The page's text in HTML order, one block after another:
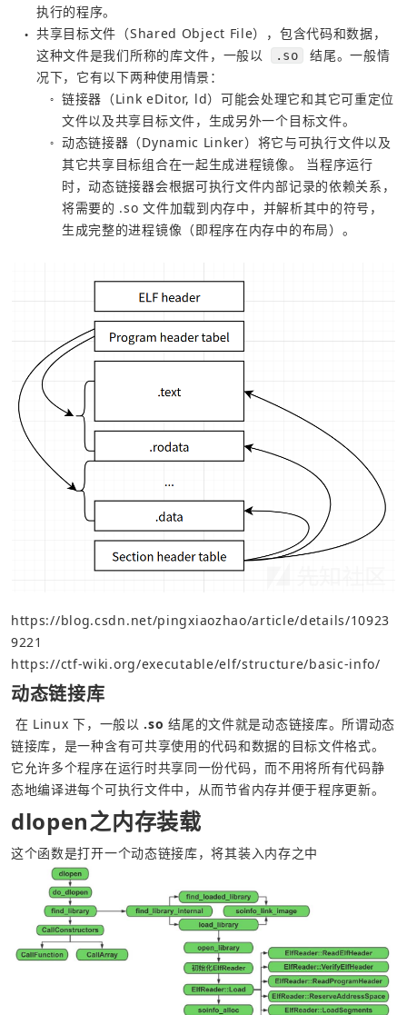
执行的程序。
●
共享目标文件（Shared Object File），包含代码和数据，
这种文件是我们所称的库文件，一般以
.so
结尾。一般情
况下，它有以下两种使用情景：
○
链接器（Link eDitor, ld）可能会处理它和其它可重定位
文件以及共享目标文件，生成另外一个目标文件。
○
动态链接器（Dynamic Linker）将它与可执行文件以及
其它共享目标组合在一起生成进程镜像。 当程序运行
时，动态链接器会根据可执行文件内部记录的依赖关系，
将需要的 .so 文件加载到内存中，并解析其中的符号，
生成完整的进程镜像（即程序在内存中的布局）。
https://blog.csdn.net/pingxiaozhao/article/details/10923
9221
https://ctf-wiki.org/executable/elf/structure/basic-info/
动态链接库
在 Linux 下，一般以 .so 结尾的文件就是动态链接库。所谓动态
链接库，是一种含有可共享使用的代码和数据的目标文件格式。
它允许多个程序在运行时共享同一份代码，而不用将所有代码静
态地编译进每个可执行文件中，从而节省内存并便于程序更新。
dlopen之内存装载
这个函数是打开一个动态链接库，将其装入内存之中